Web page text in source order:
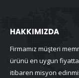
HAKKIMIZDA
Firmamız müşteri
ürünü en uygun
itibaren misyon